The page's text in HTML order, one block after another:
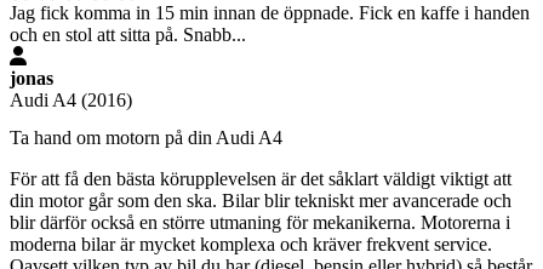
Jag fick komma in 15 min innan de öppnade. Fick en kaffe i handen
och en stol att sitta på. Snabb...
jonas
Audi A4 (2016)
Ta hand om motorn på din Audi A4
För att få den bästa körupplevelsen är det såklart väldigt viktigt att
din motor går som den ska. Bilar blir tekniskt mer avancerade och
blir därför också en större utmaning för mekanikerna. Motorerna i
moderna bilar är mycket komplexa och kräver frekvent service.